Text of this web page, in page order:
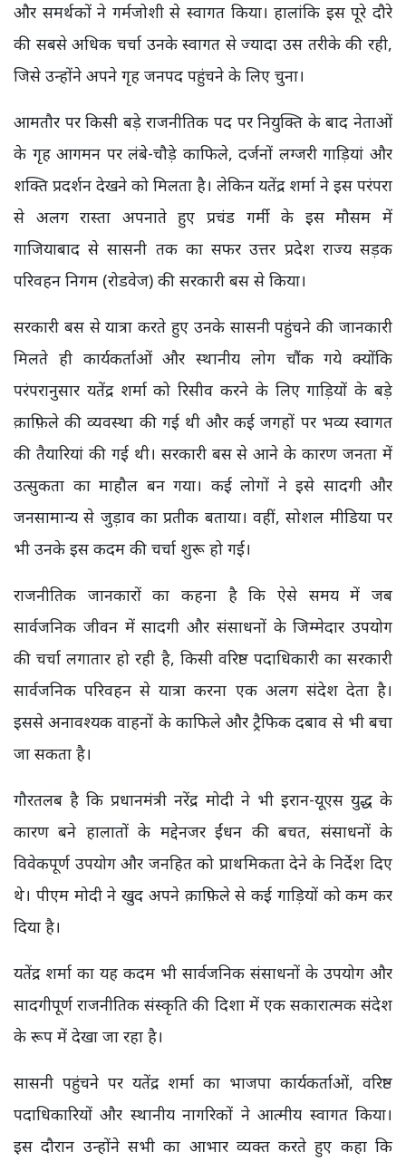
और समर्थकों ने गर्मजोशी से स्वागत किया। हालांकि इस पूरे दौरे
की सबसे अधिक चर्चा उनके स्वागत से ज्यादा उस तरीके की रही,
जिसे उन्होंने अपने गृह जनपद पहुंचने के लिए चुना।
आमतौर पर किसी बड़े राजनीतिक पद पर नियुक्ति के बाद नेताओं
के गृह आगमन पर लंबे-चौड़े काफिले, दर्जनों लग्जरी गाड़ियां और
शक्ति प्रदर्शन देखने को मिलता है। लेकिन यतेंद्र शर्मा ने इस परंपरा
से अलग रास्ता अपनाते हुए प्रचंड गर्मी के इस मौसम में
गाजियाबाद से सासनी तक का सफर उत्तर प्रदेश राज्य सड़क
परिवहन निगम (रोडवेज) की सरकारी बस से किया।
सरकारी बस से यात्रा करते हुए उनके सासनी पहुंचने की जानकारी
मिलते ही कार्यकर्ताओं और स्थानीय लोग चौंक गये क्योंकि
परंपरानुसार यतेंद्र शर्मा को रिसीव करने के लिए गाड़ियों के बड़े
क़ाफ़िले की व्यवस्था की गई थी और कई जगहों पर भव्य स्वागत
की तैयारियां की गई थी। सरकारी बस से आने के कारण जनता में
उत्सुकता का माहौल बन गया। कई लोगों ने इसे सादगी और
जनसामान्य से जुड़ाव का प्रतीक बताया। वहीं, सोशल मीडिया पर
भी उनके इस कदम की चर्चा शुरू हो गई।
राजनीतिक जानकारों का कहना है कि ऐसे समय में जब
सार्वजनिक जीवन में सादगी और संसाधनों के जिम्मेदार उपयोग
की चर्चा लगातार हो रही है, किसी वरिष्ठ पदाधिकारी का सरकारी
सार्वजनिक परिवहन से यात्रा करना एक अलग संदेश देता है।
इससे अनावश्यक वाहनों के काफिले और ट्रैफिक दबाव से भी बचा
जा सकता है।
गौरतलब है कि प्रधानमंत्री नरेंद्र मोदी ने भी इरान-यूएस युद्ध के
कारण बने हालातों के मद्देनजर ईंधन की बचत, संसाधनों के
विवेकपूर्ण उपयोग और जनहित को प्राथमिकता देने के निर्देश दिए
थे। पीएम मोदी ने खुद अपने क़ाफ़िले से कई गाड़ियों को कम कर
दिया है।
यतेंद्र शर्मा का यह कदम भी सार्वजनिक संसाधनों के उपयोग और
सादगीपूर्ण राजनीतिक संस्कृति की दिशा में एक सकारात्मक संदेश
के रूप में देखा जा रहा है।
सासनी पहुंचने पर यतेंद्र शर्मा का भाजपा कार्यकर्ताओं, वरिष्ठ
पदाधिकारियों और स्थानीय नागरिकों ने आत्मीय स्वागत किया।
इस दौरान उन्होंने सभी का आभार व्यक्त करते हुए कहा कि